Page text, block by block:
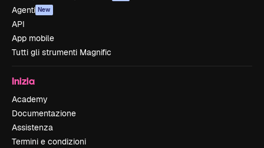
Agenti New
API
App mobile
Tutti gli strumenti Magnific
Inizia
Academy
Documentazione
Assistenza
Termini e condizioni